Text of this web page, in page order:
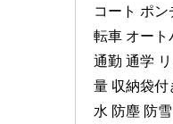
コート ポン
転車 オート
通勤 通学
量 収納袋付
水 防塵 防